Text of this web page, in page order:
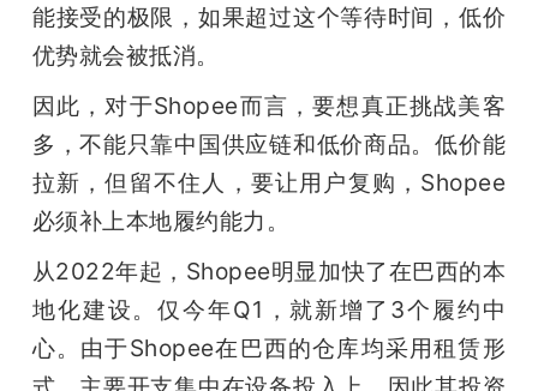
能接受的极限，如果超过这个等待时间，低价
优势就会被抵消。
因此，对于Shopee而言，要想真正挑战美客
多，不能只靠中国供应链和低价商品。低价能
拉新，但留不住人，要让用户复购，Shopee
必须补上本地履约能力。
从2022年起，Shopee明显加快了在巴西的本
地化建设。仅今年Q1，就新增了3个履约中
心。由于Shopee在巴西的仓库均采用租赁形